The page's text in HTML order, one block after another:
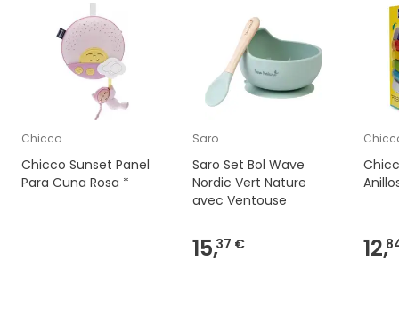
Chicco
Chicco Sunset Panel
Para Cuna Rosa *
Saro
Saro Set Bol Wave
Nordic Vert Nature
avec Ventouse
15,37 € 12,